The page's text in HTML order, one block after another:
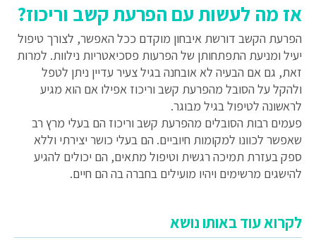
אז מה לעשות עם הפרעת קשב וריכוז?
הפרעת הקשב דורשת איבחון מוקדם ככל האפשר, לצורך טיפול
יעיל ומניעת התפתחותן של הפרעות פסכיאטריות נילוות. למרות
זאת, גם אם הבעיה לא אובחנה בגיל צעיר עדיין ניתן לטפל
ולהקל על הסובל מהפרעת קשב וריכוז אפילו אם הוא מגיע
לראשונה לטיפול בגיל מבוגר.
פעמים רבות הסובלים מהפרעת קשב וריכוז הם בעלי מרץ רב
שאפשר לכוונו למקומות חיוביים. הם בעלי כושר יצירתי וללא
ספק בעזרת תמיכה רגשית וטיפול מתאים, הם יכולים להגיע
להישגים מרשימים ויהיו מועילים בחברה בה הם חיים.
לקרוא עוד באותו נושא